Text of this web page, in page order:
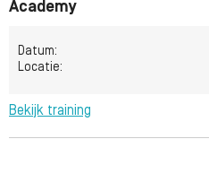
Academy
Datum:
Locatie:
Bekijk training